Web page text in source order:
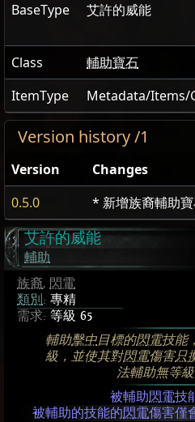
BaseType 艾許的威能
Class
輔助寶石
ItemType
Metadata/Items/
Version history /1
Version
Changes
0.5.0
* 新增族裔輔助
艾許的威能
輔助
族裔, 閃電
類別 : 專精
需求: 等級 65
輔助擊中目標的閃電技能
級，並使其對閃電傷害只
法輔助無等級
被輔助閃電技
被輔助的技能的閃電傷害僅